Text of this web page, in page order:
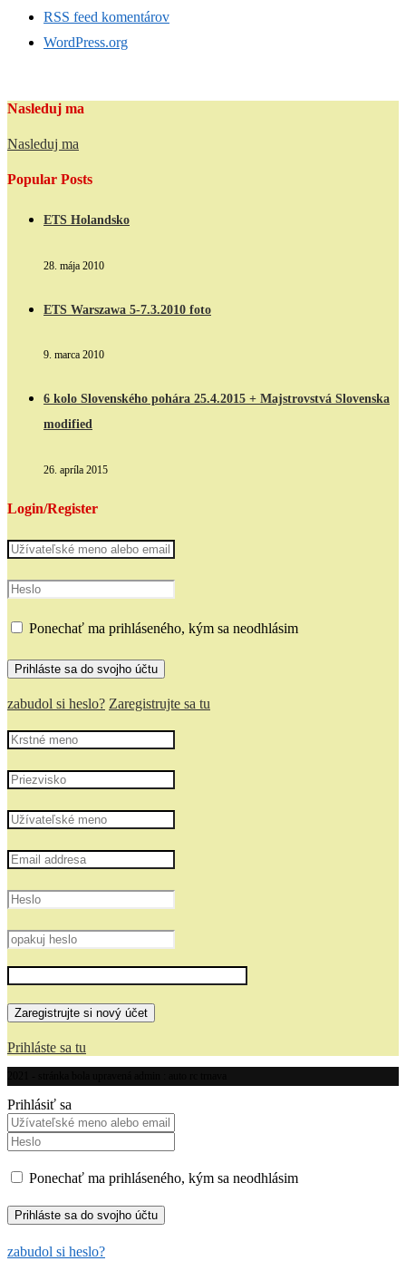
RSS feed komentárov
WordPress.org
Nasleduj ma
Nasleduj ma
Popular Posts
ETS Holandsko
28. mája 2010
ETS Warszawa 5-7.3.2010 foto
9. marca 2010
6 kolo Slovenského pohára 25.4.2015 + Majstrovstvá Slovenska
modified
26. apríla 2015
Login/Register
Ponechať ma prihláseného, kým sa neodhlásim
zabudol si heslo? Zaregistrujte sa tu
Prihláste sa tu
Prihlásiť sa
Ponechať ma prihláseného, kým sa neodhlásim
zabudol si heslo?